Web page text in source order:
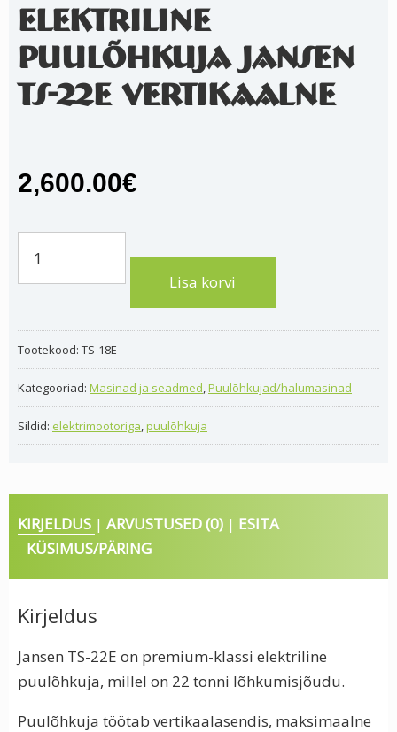
ELEKTRILINE
PUULÕHKUJA JANSEN
TS-22E VERTIKAALNE
2,600.00€
puulõhkuja
22E
vertikaalne
kogus
Lisa korvi
Tootekood: TS-18E
Kategooriad: Masinad ja seadmed,Puulõhkujad/halumasinad
Sildid: elektrimootoriga,puulõhkuja
KIRJELDUS ARVUSTUSED (0)
ESITA
KÜSIMUS/PÄRING
Kirjeldus
Jansen TS-22E on premium-klassi elektriline
puulõhkuja, millel on 22 tonni lõhkumisjõudu.
Puulõhkuja töötab vertikaalasendis, maksimaalne